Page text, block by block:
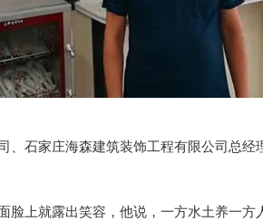
家庄海森建筑装饰工程有限公司总经
就露出笑容，他说，一方水土养一方